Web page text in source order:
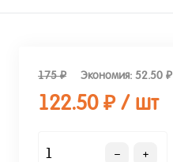
175 ₽ Экономия: 52.50 ₽
122.50 ₽ / шт